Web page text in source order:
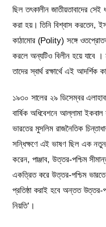
ছিল তৎকালীন জাতীয়তাবাদের সেই
করা হয়। তিনি বিশ্বাস করতেন,
কাঠামোর (Polity) সঙ্গে
করলে অন্যটিও বিলীন হয়ে যাবে
তাদের স্বার্থ রক্ষার্থে এই আদর্শিক
১৯৩০ সালের ২৯ ডিসেম্বর
বার্ষিক অধিবেশনে আল্লামা
ভারতের মুসলিম রাজনৈতিক
সন্ধিক্ষণে এই ভাষণ ছিল এক নতুন
করেন, পাঞ্জাব, উত্তর-পশ্চিম
একত্রিত করে উত্তর-পশ্চিম
প্রতিষ্ঠা করাই হবে অন্তত উত্তর-
নিয়তি’।